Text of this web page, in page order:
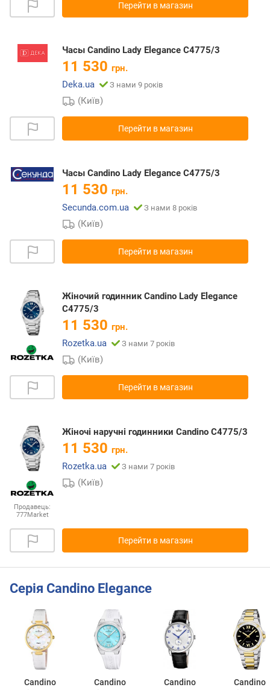
Перейти в магазин
Часы Candino Lady Elegance C4775/3
11 530 грн.
Deka.ua
З нами 9 років
(Київ)
Перейти в магазин
Часы Candino Lady Elegance C4775/3
11 530 грн.
Secunda.com.ua
З нами 8 років
(Київ)
Перейти в магазин
Жіночий годинник Candino Lady Elegance
C4775/3
11 530 грн.
Rozetka.ua
З нами 7 років
(Київ)
Перейти в магазин
Продавець:
777Market
Жіночі наручні годинники Candino C4775/3
11 530 грн.
Rozetka.ua
З нами 7 років
(Київ)
Перейти в магазин
Серія Candino Elegance
Candino
Candino
Candino
Candino